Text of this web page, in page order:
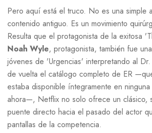
Pero aquí está el truco. No es una simple
contenido antiguo. Es un movimiento
Resulta que el protagonista de la exitosa
Noah Wyle, protagonista, también fue
jóvenes de 'Urgencias' interpretando al
de vuelta el catálogo completo de ER
estaba disponible íntegramente en ninguna
ahora—, Netflix no solo ofrece un clásico,
puente directo hacia el pasado del actor
pantallas de la competencia.